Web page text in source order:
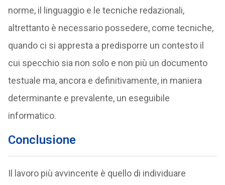
norme, il linguaggio e le tecniche redazionali,
altrettanto è necessario possedere, come tecniche,
quando ci si appresta a predisporre un contesto il
cui specchio sia non solo e non più un documento
testuale ma, ancora e definitivamente, in maniera
determinante e prevalente, un eseguibile
informatico.
Conclusione
Il lavoro più avvincente è quello di individuare